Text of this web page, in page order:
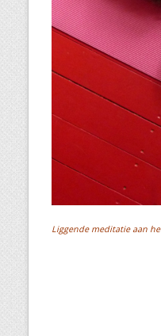
Liggende meditatie aan